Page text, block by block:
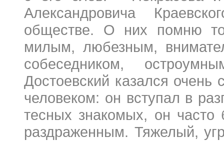
Александровича
обществе. О них помню
милым, любезным,
собеседником,
Достоевский казался
человеком: он вступал в
тесных знакомых, он часто
раздраженным. Тяжелый,